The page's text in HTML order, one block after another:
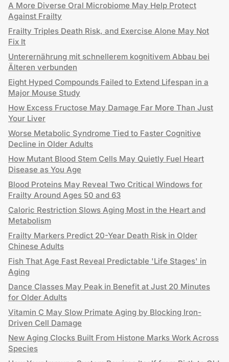
A More Diverse Oral Microbiome May Help Protect
Against Frailty
Frailty Triples Death Risk, and Exercise Alone May Not
Fix It
Unterernährung mit schnellerem kognitivem Abbau bei
Älteren verbunden
Eight Hyped Compounds Failed to Extend Lifespan in a
Major Mouse Study
How Excess Fructose May Damage Far More Than Just
Your Liver
Worse Metabolic Syndrome Tied to Faster Cognitive
Decline in Older Adults
How Mutant Blood Stem Cells May Quietly Fuel Heart
Disease as You Age
Blood Proteins May Reveal Two Critical Windows for
Frailty Around Ages 50 and 63
Caloric Restriction Slows Aging Most in the Heart and
Metabolism
Frailty Markers Predict 20-Year Death Risk in Older
Chinese Adults
Fish That Age Fast Reveal Predictable 'Life Stages' in
Aging
Dance Classes May Peak in Benefit at Just 20 Minutes
for Older Adults
Vitamin C May Slow Primate Aging by Blocking Iron-
Driven Cell Damage
New Aging Clocks Built From Histone Marks Work Across
Species